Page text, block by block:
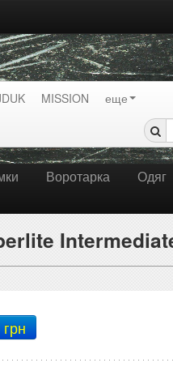
MISSION еще
Воротарка
Одяг